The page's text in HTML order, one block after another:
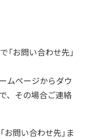
「お問い合わせ先」
ムページからダウ
、その場合ご連絡
お問い合わせ先」ま